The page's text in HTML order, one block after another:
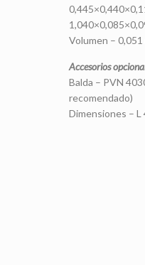
Volumen – 0,051
Accesorios
Balda – PVN
recomendado)
Dimensiones – L